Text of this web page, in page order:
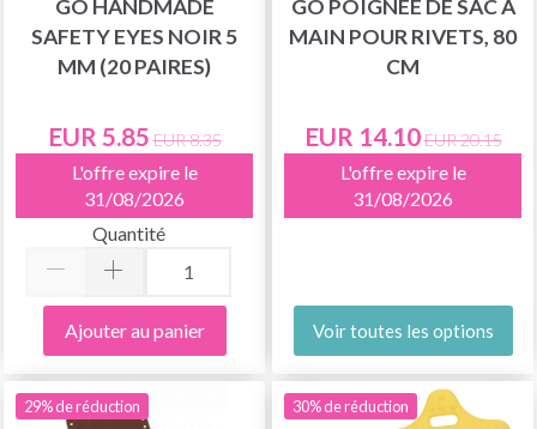
GO HANDMADE
SAFETY EYES NOIR 5
MM (20 PAIRES)
EUR 5.85 EUR 8.35
L'offre expire le
31/08/2026
Quantité
Ajouter au panier
GO POIGNÉE DE SAC À
MAIN POUR RIVETS, 80
CM
EUR 14.10EUR 20.15
L'offre expire le
31/08/2026
Voir toutes les options
29% de réduction 30% de réduction